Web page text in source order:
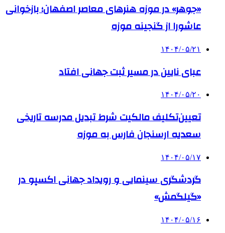
«جوهر» در موزه هنرهای معاصر اصفهان؛ بازخوانی
عاشورا از گنجینه موزه
۱۴۰۴/۰۵/۲۱
عبای نایین در مسیر ثبت جهانی افتاد
۱۴۰۴/۰۵/۲۰
تعیین‌تکلیف مالکیت شرط تبدیل مدرسه تاریخی
سعدیه ارسنجان فارس به موزه
۱۴۰۴/۰۵/۱۷
گردشگری سینمایی و رویداد جهانی اکسپو در
«گیلگمش»
۱۴۰۴/۰۵/۱۶